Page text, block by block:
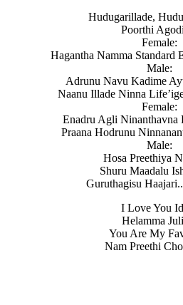
Hudugarillade,
Poorthi
Female:
Hagantha Namma Standard
Male:
Adrunu Navu Kadime
Naanu Illade Ninna
Female:
Enadru Agli Ninanthavna
Praana Hodrunu
Male:
Hosa Preethiya
Shuru Maadalu
Guruthagisu
I Love You
Helamma
You Are My
Nam Preethi